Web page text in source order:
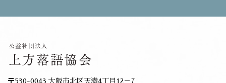
〒530-0043 大阪市北区天満4丁目12－7